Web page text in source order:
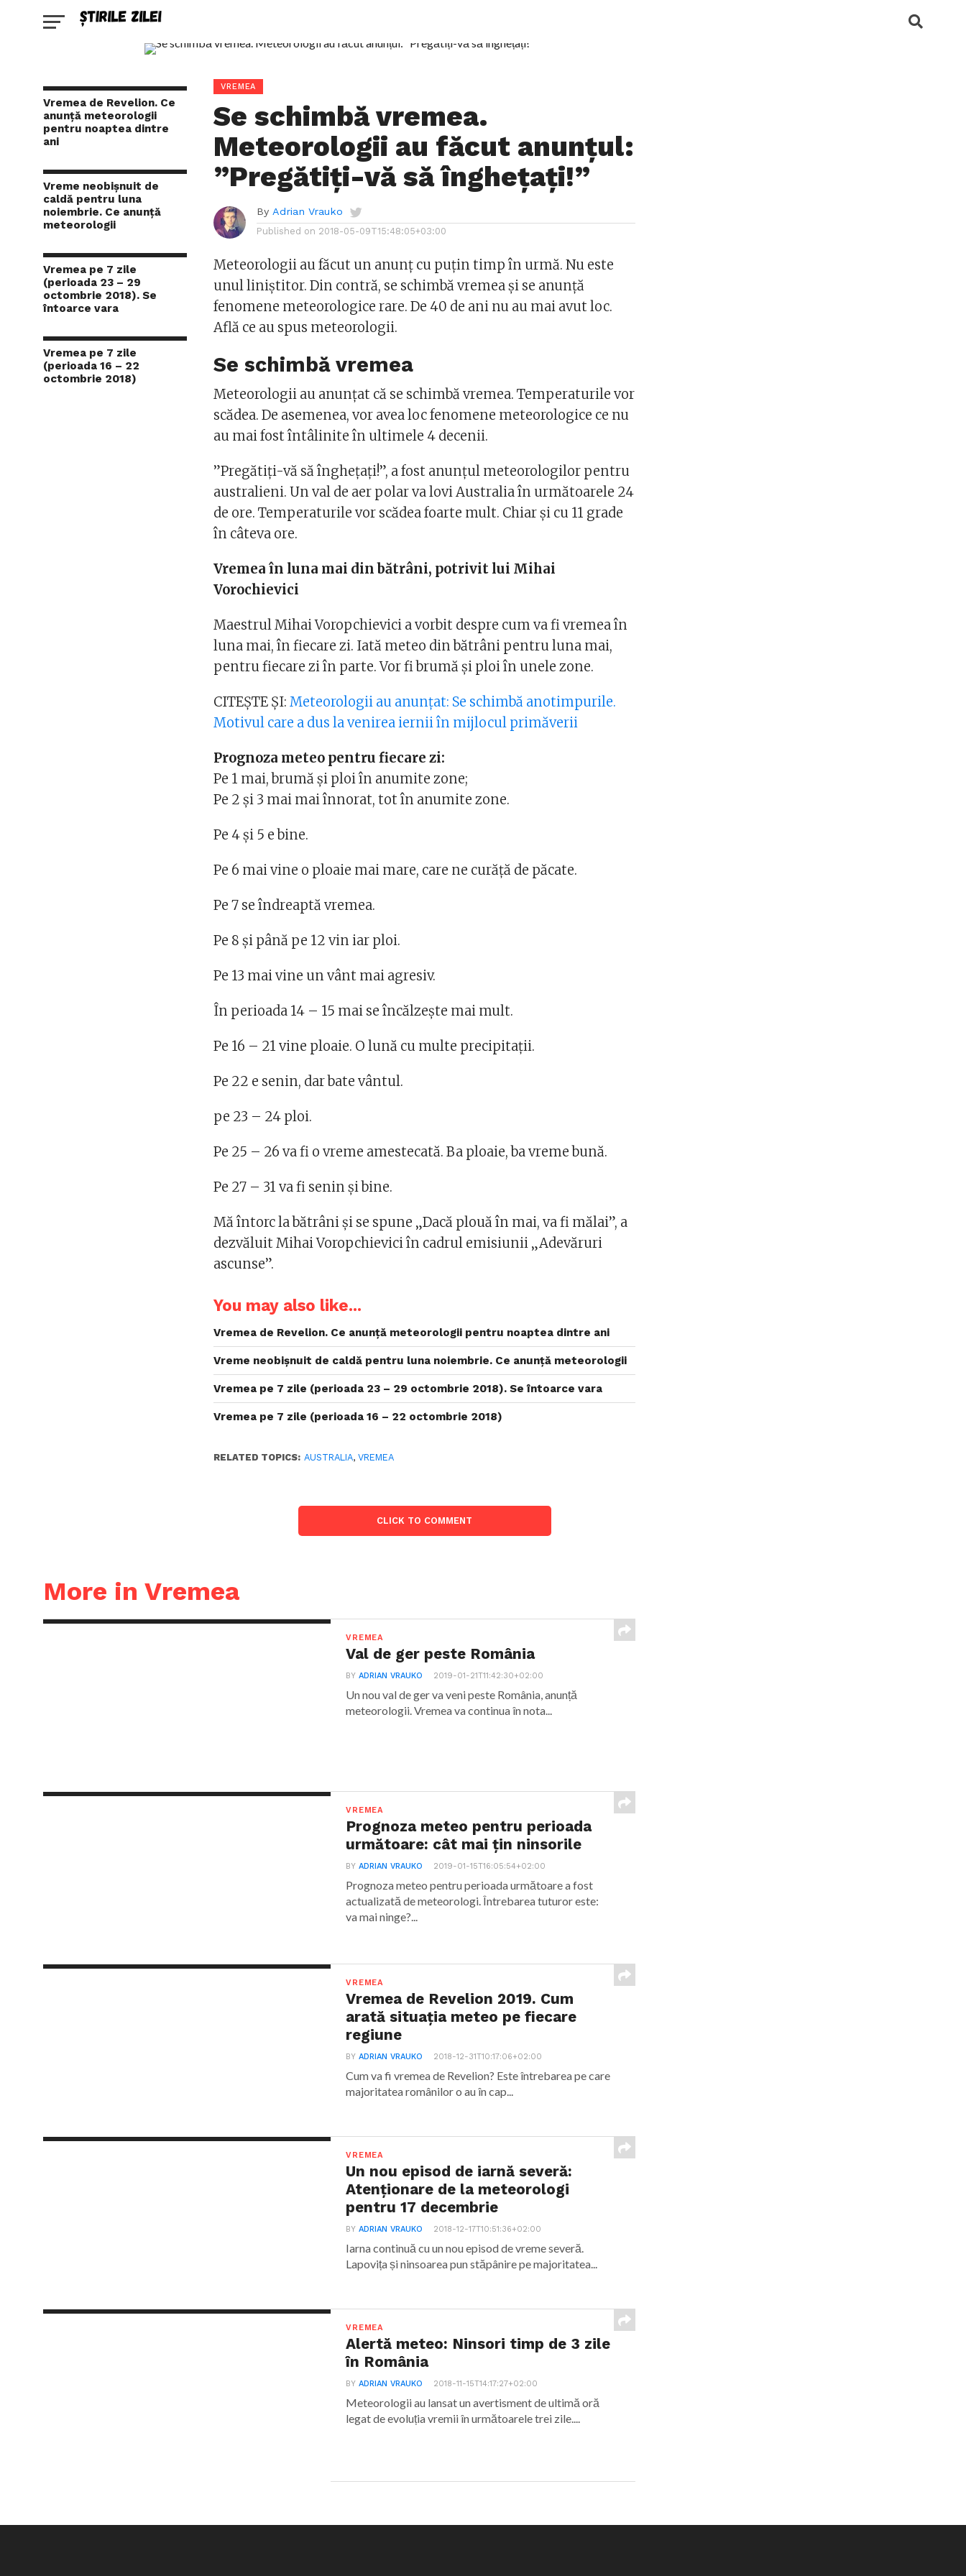
Vremea de Revelion. Ce
anunță meteorologii
pentru noaptea dintre
ani
Vreme neobișnuit de
caldă pentru luna
noiembrie. Ce anunță
meteorologii
Vremea pe 7 zile
(perioada 23 – 29
octombrie 2018). Se
întoarce vara
Vremea pe 7 zile
(perioada 16 – 22
octombrie 2018)
VREMEA
Se schimbă vremea.
Meteorologii au făcut anunțul:
”Pregătiți-vă să înghețați!”
By Adrian Vrauko
Published on 2018-05-09T15:48:05+03:00
Meteorologii au făcut un anunț cu puțin timp în urmă. Nu este
unul liniștitor. Din contră, se schimbă vremea și se anunță
fenomene meteorologice rare. De 40 de ani nu au mai avut loc.
Află ce au spus meteorologii.
Se schimbă vremea
Meteorologii au anunțat că se schimbă vremea. Temperaturile vor
scădea. De asemenea, vor avea loc fenomene meteorologice ce nu
au mai fost întâlinite în ultimele 4 decenii.
”Pregătiți-vă să înghețați!”, a fost anunțul meteorologilor pentru
australieni. Un val de aer polar va lovi Australia în următoarele 24
de ore. Temperaturile vor scădea foarte mult. Chiar și cu 11 grade
în câteva ore.
Vremea în luna mai din bătrâni, potrivit lui Mihai
Vorochievici
Maestrul Mihai Voropchievici a vorbit despre cum va fi vremea în
luna mai, în fiecare zi. Iată meteo din bătrâni pentru luna mai,
pentru fiecare zi în parte. Vor fi brumă și ploi în unele zone.
CITEȘTE ȘI:Meteorologii au anunțat: Se schimbă anotimpurile.
Motivul care a dus la venirea iernii în mijlocul primăverii
Prognoza meteo pentru fiecare zi:
Pe 1 mai, brumă și ploi în anumite zone;
Pe 2 și 3 mai mai înnorat, tot în anumite zone.
Pe 4 și 5 e bine.
Pe 6 mai vine o ploaie mai mare, care ne curăță de păcate.
Pe 7 se îndreaptă vremea.
Pe 8 și până pe 12 vin iar ploi.
Pe 13 mai vine un vânt mai agresiv.
În perioada 14 – 15 mai se încălzește mai mult.
Pe 16 – 21 vine ploaie. O lună cu multe precipitații.
Pe 22 e senin, dar bate vântul.
pe 23 – 24 ploi.
Pe 25 – 26 va fi o vreme amestecată. Ba ploaie, ba vreme bună.
Pe 27 – 31 va fi senin și bine.
Mă întorc la bătrâni și se spune „Dacă plouă în mai, va fi mălai”, a
dezvăluit Mihai Voropchievici în cadrul emisiunii „Adevăruri
ascunse”.
You may also like...
Vremea de Revelion. Ce anunță meteorologii pentru noaptea dintre ani
Vreme neobișnuit de caldă pentru luna noiembrie. Ce anunță meteorologii
Vremea pe 7 zile (perioada 23 – 29 octombrie 2018). Se întoarce vara
Vremea pe 7 zile (perioada 16 – 22 octombrie 2018)
RELATED TOPICS: AUSTRALIA,VREMEA
CLICK TO COMMENT
More in Vremea
VREMEA
Val de ger peste România
BYADRIAN VRAUKO 2019-01-21T11:42:30+02:00
Un nou val de ger va veni peste România, anunță
meteorologii. Vremea va continua în nota...
VREMEA
Prognoza meteo pentru perioada
următoare: cât mai țin ninsorile
BYADRIAN VRAUKO 2019-01-15T16:05:54+02:00
Prognoza meteo pentru perioada următoare a fost
actualizată de meteorologi. Întrebarea tuturor este:
va mai ninge?...
VREMEA
Vremea de Revelion 2019. Cum
arată situația meteo pe fiecare
regiune
BYADRIAN VRAUKO 2018-12-31T10:17:06+02:00
Cum va fi vremea de Revelion? Este întrebarea pe care
majoritatea românilor o au în cap...
VREMEA
Un nou episod de iarnă severă:
Atenționare de la meteorologi
pentru 17 decembrie
BYADRIAN VRAUKO 2018-12-17T10:51:36+02:00
Iarna continuă cu un nou episod de vreme severă.
Lapovița și ninsoarea pun stăpânire pe majoritatea...
VREMEA
Alertă meteo: Ninsori timp de 3 zile
în România
BYADRIAN VRAUKO 2018-11-15T14:17:27+02:00
Meteorologii au lansat un avertisment de ultimă oră
legat de evoluția vremii în următoarele trei zile....